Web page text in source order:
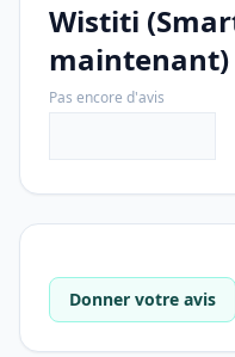
Wistiti
maintenant)
Pas encore d'avis
Donner votre avis